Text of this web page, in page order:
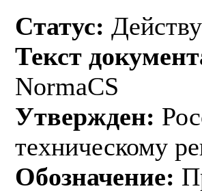
Статус:
Текст
NormaCS
Утвержден:
техническому
Обозначение: